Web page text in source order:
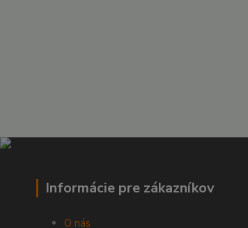
Informácie pre zákazníkov
O nás